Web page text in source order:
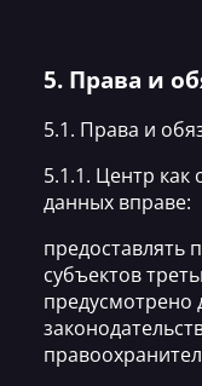
5. Права и
5.1. Права и
5.1.1. Центр
данных вправе:
предоставлять
субъектов